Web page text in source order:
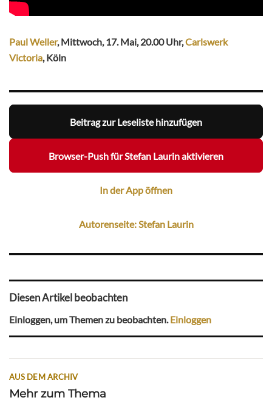
Paul Weller, Mittwoch, 17. Mai, 20.00 Uhr,Carlswerk
Victoria, Köln
Beitrag zur Leseliste hinzufügen
Browser-Push für Stefan Laurin aktivieren
In der App öffnen
Autorenseite: Stefan Laurin
Diesen Artikel beobachten
Einloggen, um Themen zu beobachten. Einloggen
AUS DEM ARCHIV
Mehr zum Thema